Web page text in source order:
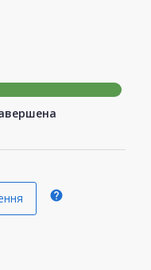
help